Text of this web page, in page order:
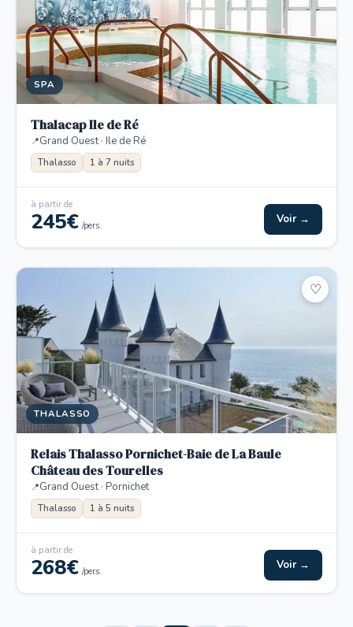
SPA
Thalacap Ile de Ré
Grand Ouest · Ile de Ré
Thalasso 1 à 7 nuits
à partir de
245€ /pers. Voir →
THALASSO
♡
Relais Thalasso Pornichet-Baie de La Baule
Château des Tourelles
Grand Ouest · Pornichet
Thalasso 1 à 5 nuits
à partir de
268€ /pers. Voir →